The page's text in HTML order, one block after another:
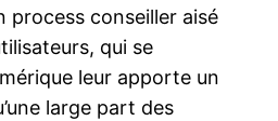
conseiller aisé
qui se
leur apporte un
large part des